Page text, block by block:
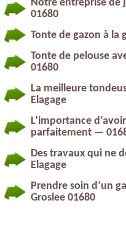
Notre entreprise de
01680
Tonte de gazon à la
Tonte de pelouse
01680
La meilleure
Elagage
L’importance
parfaitement —
Des travaux qui ne
Elagage
Prendre soin d’un
Groslee 01680